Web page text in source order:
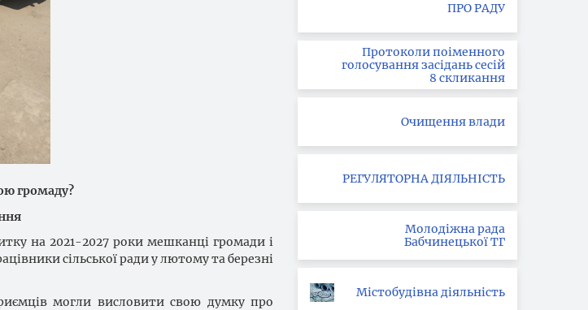
громаду?
на 2021-2027 роки мешканці громади і
сільської ради у лютому та березні
могли висловити свою думку про
ПРО РАДУ
Протоколи поіменного
голосування засідань сесій
8 скликання
Очищення влади
РЕГУЛЯТОРНА ДІЯЛЬНІСТЬ
Молодіжна рада
Бабчинецької ТГ
Містобудівна діяльність